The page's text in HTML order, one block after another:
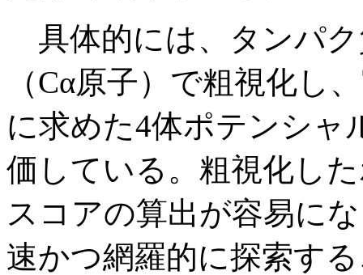
具体的には、タンパ
（Cα原子）で粗視化し
に求めた4体ポテンシャ
価している。粗視化し
スコアの算出が容易に
速かつ網羅的に探索す